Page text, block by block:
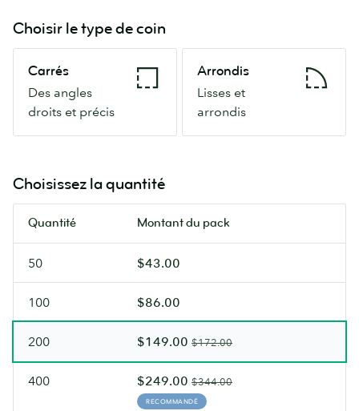
Choisir le type de coin
Carrés
Des angles
droits et précis
Des
angles
droits
et
Arrondis
Lisses et
arrondis
Lisses
arrondis
Choisissez la quantité
Quantité Montant du pack
50 $43.00
100 $86.00
200 $149.00 $172.00
400 $249.00 $344.00
RECOMMANDÉ